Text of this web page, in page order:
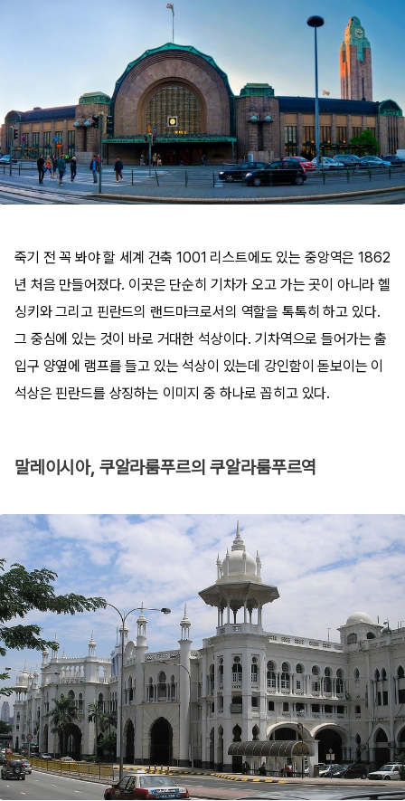
죽기 전 꼭 봐야 할 세계 건축 1001 리스트에도 있는 중앙역은 1862
년 처음 만들어졌다. 이곳은 단순히 기차가 오고 가는 곳이 아니라 헬
싱키와 그리고 핀란드의 랜드마크로서의 역할을 톡톡히 하고 있다.
그 중심에 있는 것이 바로 거대한 석상이다. 기차역으로 들어가는 출
입구 양옆에 램프를 들고 있는 석상이 있는데 강인함이 돋보이는 이
석상은 핀란드를 상징하는 이미지 중 하나로 꼽히고 있다.
말레이시아, 쿠알라룸푸르의 쿠알라룸푸르역